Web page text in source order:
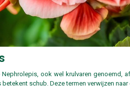
ook wel krulvaren genoemd,
betekent schub. Deze termen verwijzen